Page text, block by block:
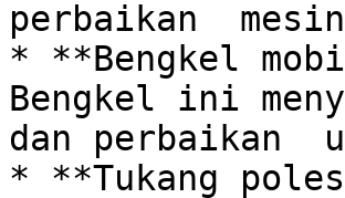
perbaikan
* **Bengkel
Bengkel ini
dan perbaikan
* **Tukang